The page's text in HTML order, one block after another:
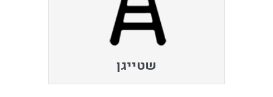
שטייגן